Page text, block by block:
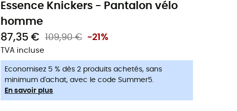
Essence Knickers - Pantalon vélo
homme
87,35 €
109,90 € -21%
TVA incluse
Economisez 5 % dès 2 produits achetés, sans
minimum d'achat, avec le code Summer5.
En savoir plus